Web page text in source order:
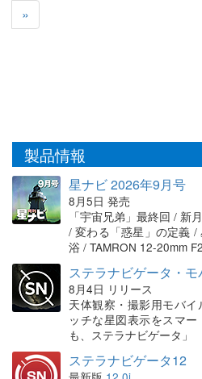
»
製品情報
星ナビ 2026年9月号
8月5日 発売
「宇宙兄弟」最終回 / 新
/ 変わる「惑星」の定義
浴 / TAMRON 12-20mm
ステラナビゲータ・
8月4日 リリース
天体観察・撮影用モバ
ッチな星図表示をスマ
も、ステラナビゲータ」
ステラナビゲータ12